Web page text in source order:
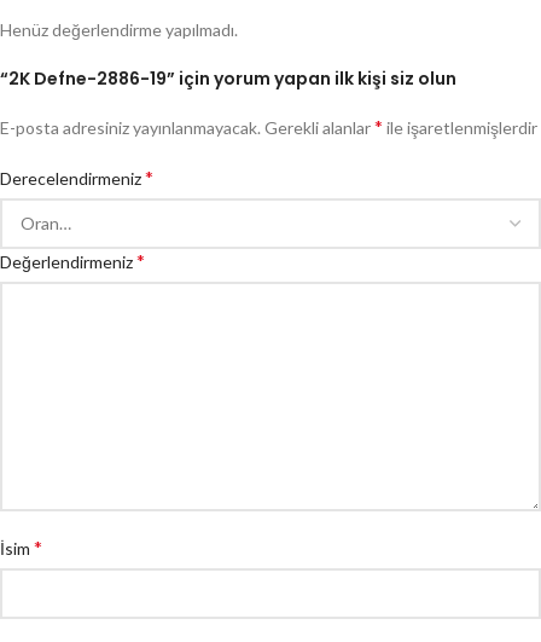
Henüz değerlendirme yapılmadı.
“2K Defne-2886-19” için yorum yapan ilk kişi siz olun
E-posta adresiniz yayınlanmayacak.Gerekli alanlar* ile işaretlenmişlerdir
Derecelendirmeniz*
Değerlendirmeniz*
İsim *